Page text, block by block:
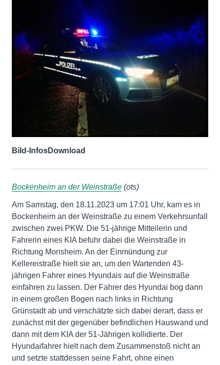
Bild-InfosDownload
Bockenheim an der Weinstraße (ots)
Am Samstag, den 18.11.2023 um 17:01 Uhr, kam es in
Bockenheim an der Weinstraße zu einem Verkehrsunfall
zwischen zwei PKW. Die 51-jährige Mitteilerin und
Fahrerin eines KIA befuhr dabei die Weinstraße in
Richtung Monsheim. An der Einmündung zur
Kellereistraße hielt sie an, um den Wartenden 43-
jährigen Fahrer eines Hyundais auf die Weinstraße
einfahren zu lassen. Der Fahrer des Hyundai bog dann
in einem großen Bogen nach links in Richtung
Grünstadt ab und verschätzte sich dabei derart, dass er
zunächst mit der gegenüber befindlichen Hauswand und
dann mit dem KIA der 51-Jährigen kollidierte. Der
Hyundaifahrer hielt nach dem Zusammenstoß nicht an
und setzte stattdessen seine Fahrt, ohne einen